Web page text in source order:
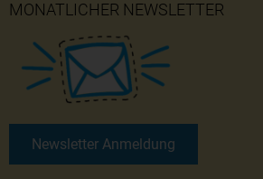
MONATLICHER NEWSLETTER
Newsletter Anmeldung